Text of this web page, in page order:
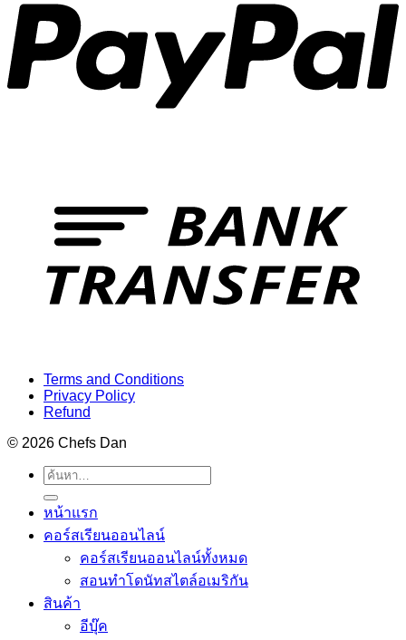
Terms and Conditions
Privacy Policy
Refund
© 2026 Chefs Dan
ค้นหา:
หน้าแรก
คอร์สเรียนออนไลน์
คอร์สเรียนออนไลน์ทั้งหมด
สอนทำโดนัทสไตล์อเมริกัน
สินค้า
อีบุ๊ค